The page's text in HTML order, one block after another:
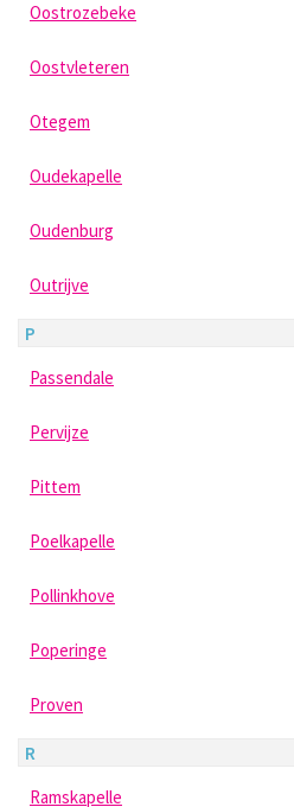
Oostrozebeke
Oostvleteren
Otegem
Oudekapelle
Oudenburg
Outrijve
P
Passendale
Pervijze
Pittem
Poelkapelle
Pollinkhove
Poperinge
Proven
R
Ramskapelle